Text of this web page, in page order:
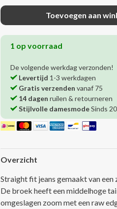
Toevoegen aan
1 op voorraad
De volgende werkdag verzonden!
Levertijd 1-3 werkdagen
Gratis verzenden vanaf 75
14 dagen ruilen & retourneren
Stijlvolle damesmodeSinds
Overzicht
Straight fit jeans gemaakt van een
De broek heeft een middelhoge
omgeslagen zoom met een raw